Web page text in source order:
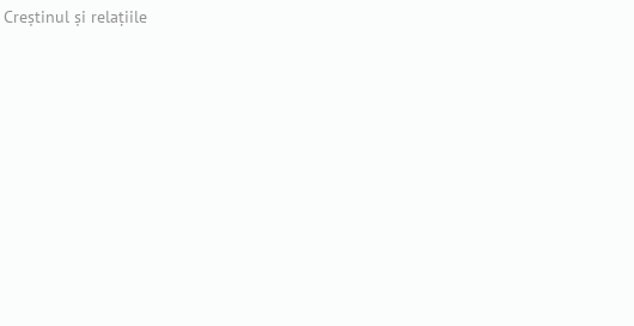
Creștinul și relațiile